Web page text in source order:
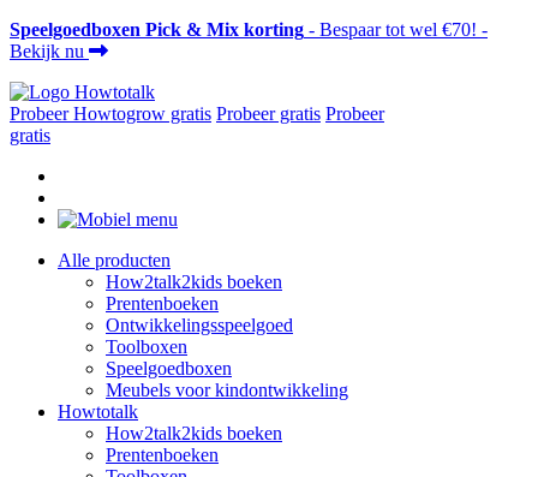
Speelgoedboxen Pick & Mix korting - Bespaar tot wel €70! -
Bekijk nu
Probeer Howtogrow gratis Probeer gratis Probeer
gratis
Alle producten
How2talk2kids boeken
Prentenboeken
Ontwikkelingsspeelgoed
Toolboxen
Speelgoedboxen
Meubels voor kindontwikkeling
Howtotalk
How2talk2kids boeken
Prentenboeken